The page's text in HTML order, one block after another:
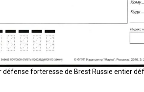
défense forteresse de Brest Russie entier